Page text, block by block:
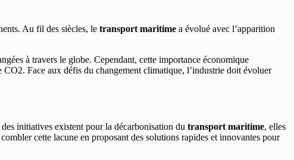
Au fil des siècles, le transport maritime a évolué avec l’apparition
à travers le globe. Cependant, cette importance économique
CO2. Face aux défis du changement climatique, l’industrie doit évoluer
initiatives existent pour la décarbonisation du transport maritime, elles
cette lacune en proposant des solutions rapides et innovantes pour